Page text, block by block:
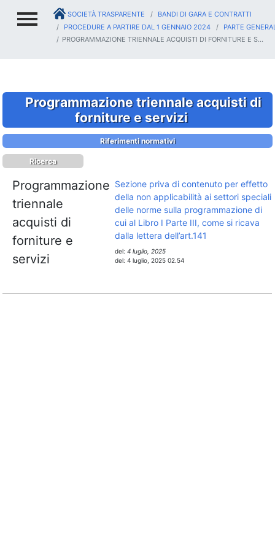
SOCIETÀ TRASPARENTE
BANDI DI GARA E CONTRATTI
PROCEDURE A PARTIRE DAL 1 GENNAIO 2024
PARTE
PROGRAMMAZIONE TRIENNALE ACQUISTI DI FORNITURE E S...
Programmazione triennale acquisti di
forniture e servizi
Riferimenti normativi
Ricerca
Programmazione
triennale
acquisti di
forniture e
servizi
Sezione priva di contenuto per effetto
della non applicabilità ai settori speciali
delle norme sulla programmazione di
cui al Libro I Parte III, come si ricava
dalla lettera dell’art.141
del:4 luglio, 2025
del:4 luglio, 2025 02.54